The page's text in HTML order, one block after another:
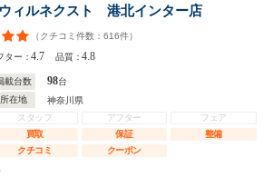
ィルネクスト 港北インター店
（クチコミ件数： 616件）
ター：4.7 品質：4.8
載台数 98台
所在地
神奈川県
スタッフ
アフター
フェア
買取
保証
整備
クチコミ
クーポン